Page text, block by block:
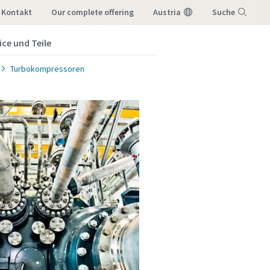
Kontakt our complete offering Austria Suche
und Teile
Turbokompressoren
E-